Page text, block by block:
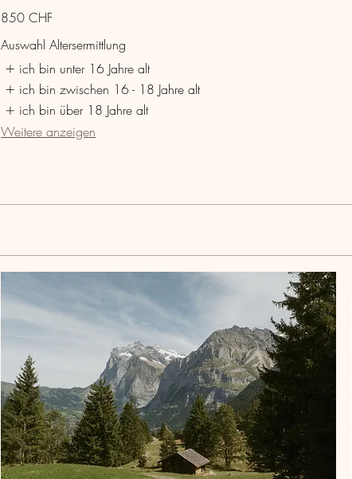
850 CHF
Auswahl Altersermittlung
ich bin unter 16 Jahre alt
ich bin zwischen 16 - 18 Jahre alt
ich bin über 18 Jahre alt
Weitere anzeigen